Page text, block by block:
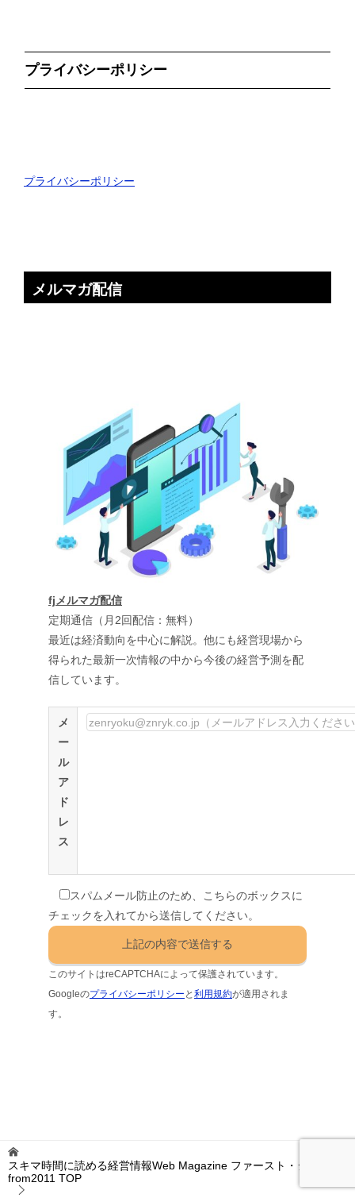
プライバシーポリシー
プライバシーポリシー
メルマガ配信
fjメルマガ配信
定期通信（月2回配信：無料）
最近は経済動向を中心に解説。他にも経営現場から
得られた最新一次情報の中から今後の経営予測を配
信しています。
メ
ー
ル
ア
ド
レ
ス
スパムメール防止のため、こちらのボックスに
チェックを入れてから送信してください。
このサイトはreCAPTCHAによって保護されています。
Googleのプライバシーポリシー と利用規約が適用されま
す。
スキマ時間に読める経営情報Web Magazine ファースト・ジャッジ
from2011 TOP